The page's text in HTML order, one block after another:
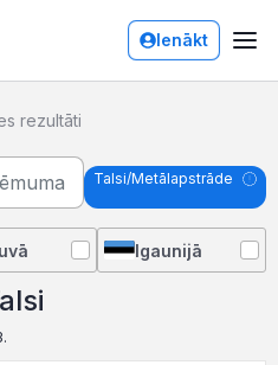
Ienākt
rezultāti
Talsi/Metālapstrāde
Igaunijā